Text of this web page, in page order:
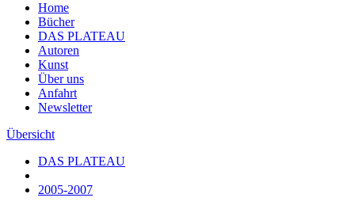
Home
Bücher
DAS PLATEAU
Autoren
Kunst
Über uns
Anfahrt
Newsletter
Übersicht
DAS PLATEAU
2005-2007